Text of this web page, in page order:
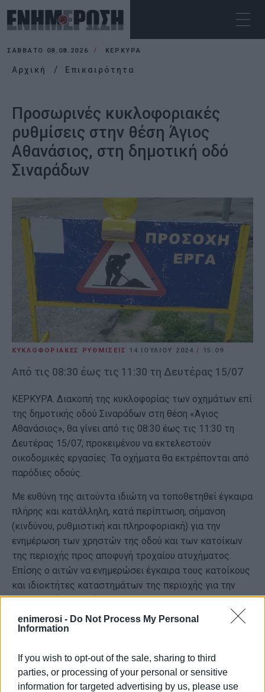
enimerosi - Do Not Process My Personal
Information
If you wish to opt-out of the sale, sharing to third
parties, or processing of your personal or sensitive
information for targeted advertising by us, please use
ΣΆΒΒΑΤΟ 08.08.2026 ΚΕΡΚΥΡΑ
Αρχική Επικαιρότητα
Προσωρινές κυκλοφοριακές
ρυθμίσεις στην θέση Άγιος
Αθανάσιος, στη δημοτική οδό
Σιναράδων
ΚΥΚΛΟΦΟΡΙΑΚΕΣ ΡΥΘΜΙΣΕΙΣ 14 ΙΟΥΛΊΟΥ 2024/ 15:09
Από τις 08:30 έως τις 11:30 τη Δευτέρας 15/07
ΚΕΡΚΥΡΑ. Διακοπή της κυκλοφορίας των οχημάτων επί
της δημοτικής οδού Σιναράδων στη θέση «Άγιος
Αθανάσιος», θα γίνει από τις 08:30 έως τις 11:30 τη
Δευτέρας 15/07, προκειμένου να εκτελεστούν
οικοδομικές εργασίες. Τα οχήματα θα εκτρέπονται από
παρόδιες οδούς.
Με ευθύνη της αιτούντα ιδιώτη να τοποθετηθεί έγκαιρα
πλήρης και κατάλληλη, κατά περίπτωση, σήμανση
(κινδύνου, ρυθμιστική και πληροφοριακή) για την
ενημέρωση των χρηστών της οδού και των κατοίκων
της περιοχής προς αποφυγή τροχαίου ατυχήματος.
Επίσης ο αιτών να ενημερώσει έγκαιρα τους κατοίκους
και ιδιοκτήτες καταστημάτων της περιοχής για την
προσωρινή διακοπή κυκλοφορίας.
Το Τμήμα Τροχαίας Κέρκυρας να παρακολουθεί την
υπεύθυνο των οικοδομικών εργασιών οποιοδήποτε
άλλο μέτρο κρίνεται επιβεβλημένο για την ενημέρωση
των οδηγών, προς αποφυγή τροχαίου ατυχήματος.